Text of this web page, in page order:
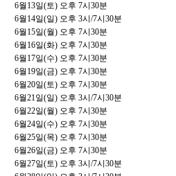
6월 13일(토) 오후 7시 30분
6월 14일(일) 오후 3시 /7시 30분
6월 15일(월) 오후 7시 30분
6월 16일(화) 오후 7시 30분
6월 17일(수) 오후 7시 30분
6월 19일(금) 오후 7시 30분
6월20일(토) 오후 7시 30분
6월21일(일) 오후 3시 /7시 30분
6월22일(월) 오후 7시 30분
6월24일(수) 오후 7시 30분
6월25일(목) 오후 7시 30분
6월26일(금) 오후 7시 30분
6월27일(토) 오후 3시 /7시 30분